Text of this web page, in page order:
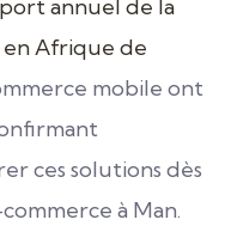
annuel de la
en Afrique de
mobile ont
ces solutions dès
à Man.